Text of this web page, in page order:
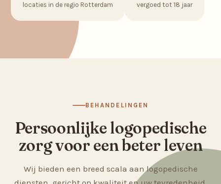
locaties in de regio Rotterdam vergoed tot 18 jaar
BEHANDELINGEN
Persoonlijke logopedische
zorg voor een beter leven
Wij bieden een breed scala aan logopedische